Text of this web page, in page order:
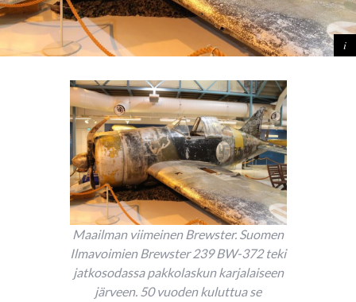
Maailman viimeinen Brewster. Suomen
Ilmavoimien Brewster 239 BW-372 teki
jatkosodassa pakkolaskun karjalaiseen
järveen. 50 vuoden kuluttua se